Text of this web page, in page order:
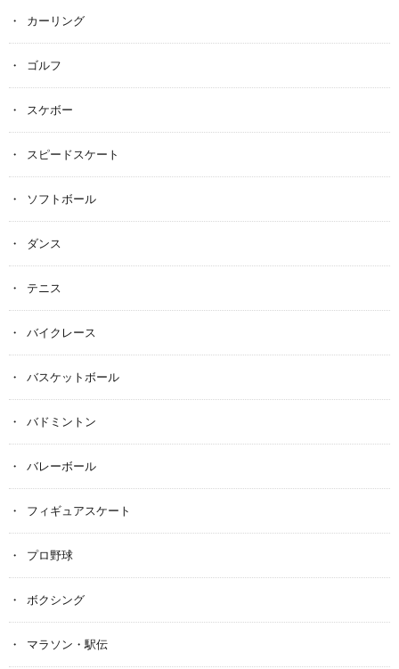
カーリング
ゴルフ
スケボー
スピードスケート
ソフトボール
ダンス
テニス
バイクレース
バスケットボール
バドミントン
バレーボール
フィギュアスケート
プロ野球
ボクシング
マラソン・駅伝